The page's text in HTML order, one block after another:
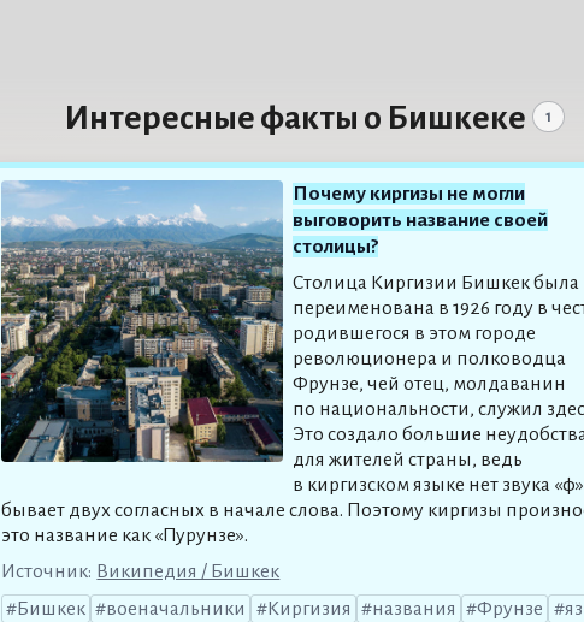
Интересные факты о Бишкеке 1
Почему киргизы не могли
выговорить название своей
столицы?
Столица Киргизии Бишкек была
переименована в 1926 году в
родившегося в этом городе
революционера и полководца
Фрунзе, чей отец, молдаванин
по национальности, служил
Это создало большие
для жителей страны, ведь
в киргизском языке нет звука
бывает двух согласных в начале слова. Поэтому киргизы
это название как «Пурунзе».
Источник: Википедия / Бишкек
Бишкек
военачальники Киргизия названия Фрунзе